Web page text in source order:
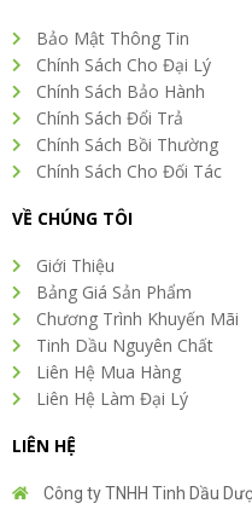
Bảo Mật Thông Tin
Chính Sách Cho Đại Lý
Chính Sách Bảo Hành
Chính Sách Đổi Trả
Chính Sách Bồi Thường
Chính Sách Cho Đối Tác
VỀ CHÚNG TÔI
Giới Thiệu
Bảng Giá Sản Phẩm
Chương Trình Khuyến Mãi
Tinh Dầu Nguyên Chất
Liên Hệ Mua Hàng
Liên Hệ Làm Đại Lý
LIÊN HỆ
Công ty TNHH Tinh Dầu